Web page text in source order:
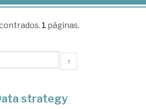
1 páginas.
↑
strategy